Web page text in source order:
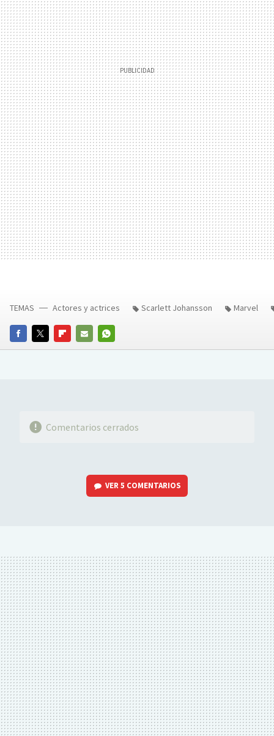
FACEBOOKTWITTERFLIPBOARD
E-
WHATSAPP
TEMAS Actores y actrices Scarlett Johansson Marvel
Comentarios cerrados
VER5 COMENTARIOS